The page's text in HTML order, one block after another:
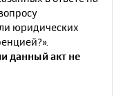
юридических
данный акт не